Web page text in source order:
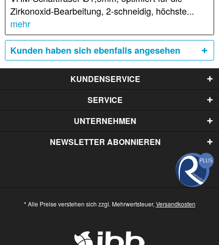
Zirkonoxid-Bearbeitung, 2-schneidig, höchste...
mehr
Kunden haben sich ebenfalls angesehen
KUNDENSERVICE
SERVICE
UNTERNEHMEN
NEWSLETTER ABONNIEREN
* Alle Preise verstehen sich zzgl. Mehrwertsteuer, Versandkosten